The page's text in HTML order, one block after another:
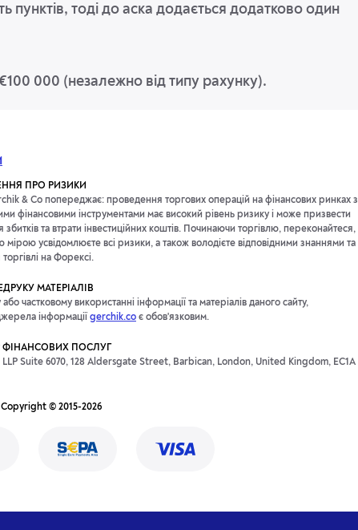
пунктів, тоді до аска додається додатково один
000 (незалежно від типу рахунку).
ПРО РИЗИКИ
& Co попереджає: проведення торгових операцій на фінансових ринках з
фінансовими інструментами має високий рівень ризику і може призвести
та втрати інвестиційних коштів. Починаючи торгівлю, переконайтеся,
усвідомлюєте всі ризики, а також володієте відповідними знаннями та
на Форексі.
МАТЕРІАЛІВ
частковому використанні інформації та матеріалів даного сайту,
інформації gerchik.co є обов'язковим.
ФІНАНСОВИХ ПОСЛУГ
LLP Suite 6070, 128 Aldersgate Street, Barbican, London, United Kingdom, EC1A
© 2015-2026